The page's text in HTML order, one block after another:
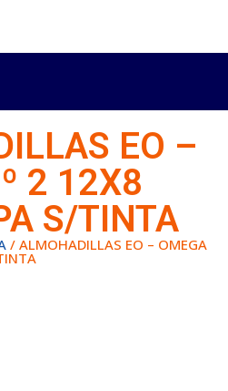
EO –
2 12X8
S/TINTA
/ ALMOHADILLAS EO – OMEGA